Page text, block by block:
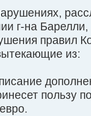
г-на
правил
из:
пользу